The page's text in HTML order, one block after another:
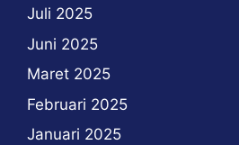
Juli 2025
Juni 2025
Maret 2025
Februari 2025
Januari 2025